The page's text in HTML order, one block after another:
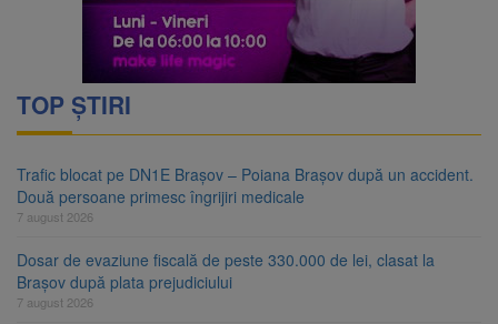
TOP ȘTIRI
Trafic blocat pe DN1E Brașov – Poiana Brașov după un accident.
Două persoane primesc îngrijiri medicale
7 august 2026
Dosar de evaziune fiscală de peste 330.000 de lei, clasat la
Brașov după plata prejudiciului
7 august 2026